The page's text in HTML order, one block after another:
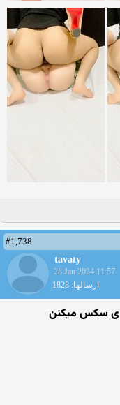
#1,738
tavaty
28 Jan 2024 11:57
ارسالها: 1828
ای سکس میکنن